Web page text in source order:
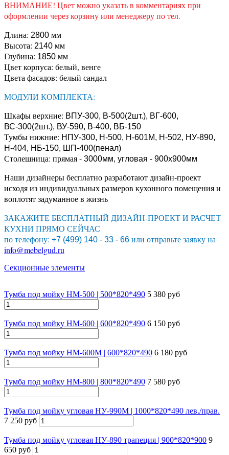
ВНИМАНИЕ! Цвет можно указать в комментариях при
оформлении через корзину или менеджеру по тел.
Длина: 2800 мм
Высота: 2140 мм
Глубина: 1850 мм
Цвет корпуса: белый, венге
Цвета фасадов: белый сандал
МОДУЛИ КОМПЛЕКТА:
Шкафы верхние: ВПУ-300, В-500(2шт.), ВГ-600,
ВС-300(2шт.), ВУ-590, В-400, ВБ-150
Тумбы нижние: НПУ-300, Н-500, Н-601М, Н-502, НУ-890,
Н-404, НБ-150, ШП-400(пенал)
Столешница: прямая - 3000мм, угловая - 900х900мм
Наши дизайнеры бесплатно разработают дизайн-проект
исходя из индивидуальных размеров кухонного помещения и
воплотят задуманное в жизнь
ЗАКАЖИТЕ БЕСПЛАТНЫЙ ДИЗАЙН-ПРОЕКТ И РАСЧЕТ
КУХНИ ПРЯМО СЕЙЧАС
по телефону: +7 (499) 140 - 33 - 66 или отправьте заявку на
info@mebelgud.ru
Секционные элементы
Тумба под мойку НМ-500 | 500*820*490 5 380 руб
Тумба под мойку НМ-600 | 600*820*490 6 150 руб
Тумба под мойку НМ-600М | 600*820*490 6 180 руб
Тумба под мойку НМ-800 | 800*820*490 7 580 руб
Тумба под мойку угловая НУ-990М | 1000*820*490 лев./прав.
7 250 руб
Тумба под мойку угловая НУ-890 трапеция | 900*820*900 9
650 руб